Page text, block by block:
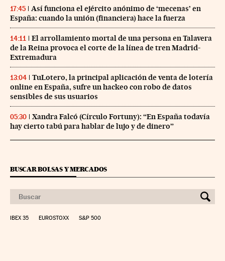
17:45
Así funciona el ejército anónimo de ‘mecenas’ en
España: cuando la unión (financiera) hace la fuerza
14:11
El arrollamiento mortal de una persona en Talavera
de la Reina provoca el corte de la línea de tren Madrid-
Extremadura
13:04
TuLotero, la principal aplicación de venta de lotería
online en España, sufre un hackeo con robo de datos
sensibles de sus usuarios
05:30
Xandra Falcó (Círculo Fortuny): “En España todavía
hay cierto tabú para hablar de lujo y de dinero”
BUSCAR BOLSAS Y MERCADOS
IBEX 35 EUROSTOXX S&P 500